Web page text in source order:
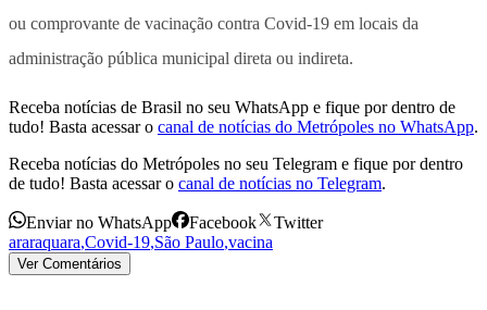
ou comprovante de vacinação contra Covid-19 em locais da
administração pública municipal direta ou indireta.
Receba notícias de Brasil no seu WhatsApp e fique por dentro de
tudo! Basta acessar o canal de notícias do Metrópoles no WhatsApp.
Receba notícias do Metrópoles no seu Telegram e fique por dentro
de tudo! Basta acessar o canal de notícias no Telegram.
Enviar no WhatsApp Facebook
Twitter
araraquara,Covid-19,São Paulo,vacina
Ver Comentários